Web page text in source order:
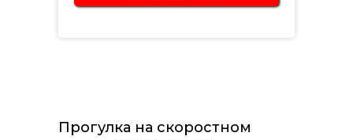
Прогулка на скоростном